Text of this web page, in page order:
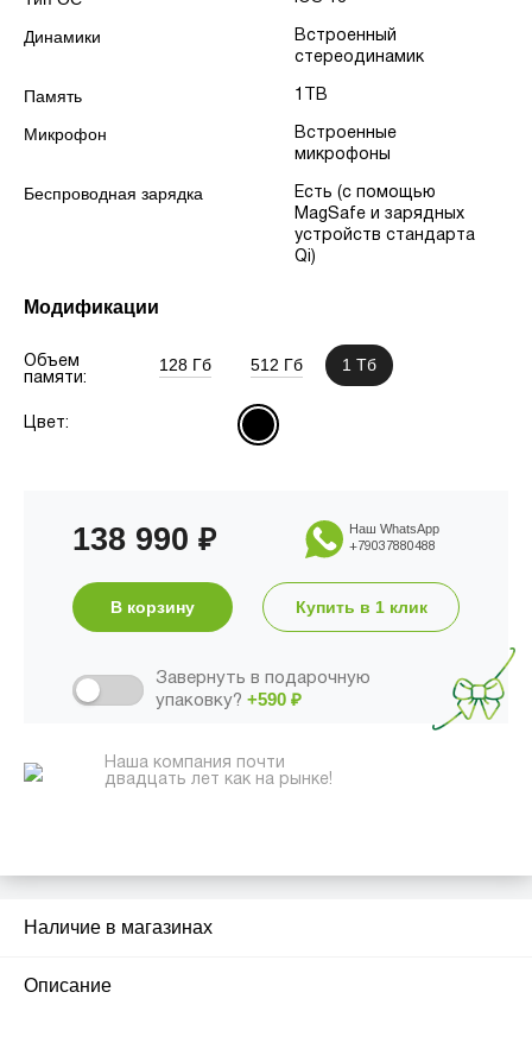
Динамики
Встроенный
стереодинамик
Память 1TB
Микрофон
Встроенные
микрофоны
Беспроводная зарядка
Есть (с помощью
MagSafe и зарядных
устройств стандарта
Qi)
Модификации
Объем
памяти:
128 Гб 512 Гб 1 Тб
Цвет:
138 990 ₽ Наш WhatsApp
+79037880488
В корзину Купить в 1 клик
Завернуть в подарочную
упаковку? +590 ₽
Наша компания почти
двадцать лет как на рынке!
Наличие в магазинах
Описание